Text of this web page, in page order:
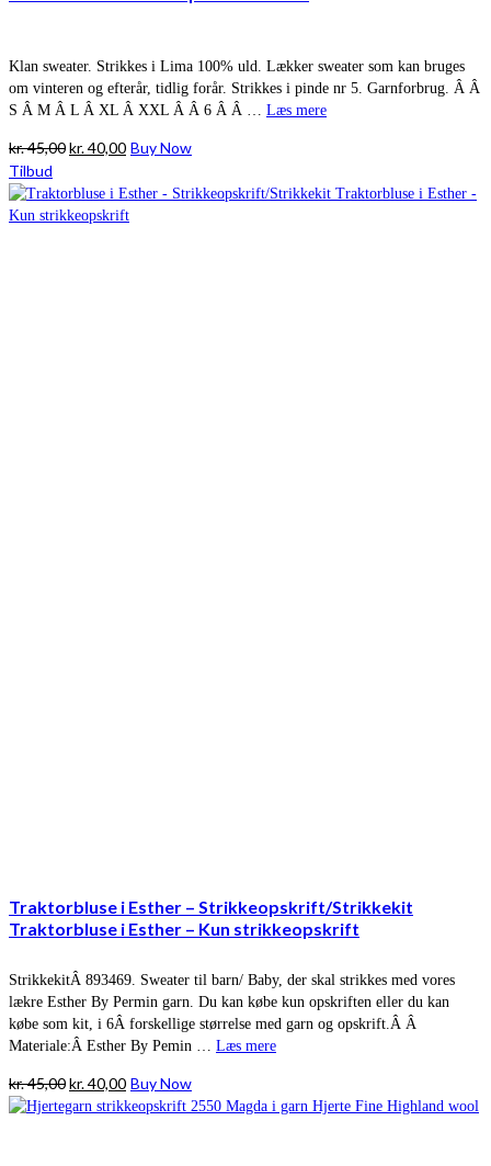
Klan sweater. Strikkes i Lima 100% uld. Lækker sweater som kan bruges
om vinteren og efterår, tidlig forår. Strikkes i pinde nr 5. Garnforbrug. Â Â
S Â M Â L Â XL Â XXL Â Â 6 Â Â … Læs mere
kr.45,00Den
pris
var:
kr.40,00Den
pris
er:
Buy Now
Tilbud
Traktorbluse i Esther – Strikkeopskrift/Strikkekit
Traktorbluse i Esther – Kun strikkeopskrift
StrikkekitÂ 893469. Sweater til barn/ Baby, der skal strikkes med vores
lækre Esther By Permin garn. Du kan købe kun opskriften eller du kan
købe som kit, i 6Â forskellige størrelse med garn og opskrift.Â Â
Materiale:Â Esther By Pemin … Læs mere
kr.45,00Den
oprindelige
kr.40,00Den
aktuelle
Buy Now